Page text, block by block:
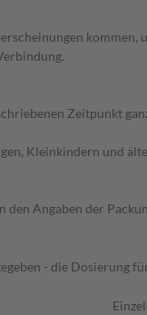
Zeitpunkt
Kleinkindern und
Angaben der
- die Dosierung